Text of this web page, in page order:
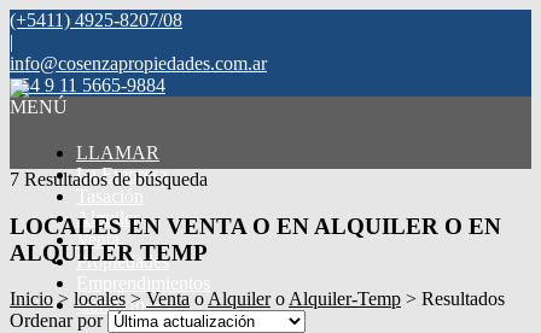
(+5411) 4925-8207/08
|
info@cosenzapropiedades.com.ar
+54 9 11 5665-9884
MENÚ
LLAMAR
La Empresa
Tasación
Alquiler
Venta
Propiedades
Emprendimientos
Contacto
7 Resultados de búsqueda
LOCALES EN VENTA O EN ALQUILER O EN
ALQUILER TEMP
Inicio> locales>VentaoAlquileroAlquiler-Temp > Resultados
Ordenar por